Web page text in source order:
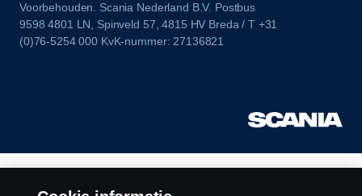
Voorbehouden. Scania Nederland B.V. Postbus
9598 4801 LN, Spinveld 57, 4815 HV Breda / T +31
(0)76-5254 000 KvK-nummer: 27136821